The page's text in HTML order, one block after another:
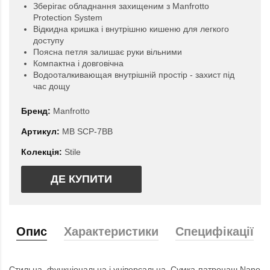
Зберігає обладнання захищеним з Manfrotto
Protection System
Відкидна кришка і внутрішню кишеню для легкого
доступу
Поясна петля залишає руки вільними
Компактна і довговічна
Водооталкивающая внутрішній простір - захист під
час дощу
Бренд: Manfrotto
Артикул: MB SCP-7BB
Колекція: Stile
ДЕ КУПИТИ
Опис Характеристики Специфікації